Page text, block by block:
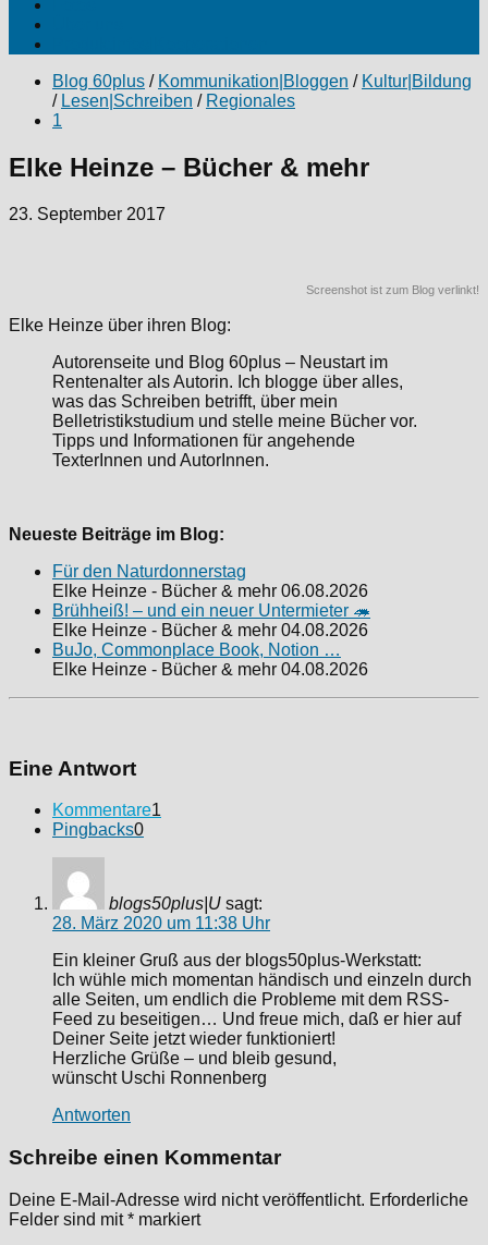
Blog 60plus / Kommunikation|Bloggen / Kultur|Bildung
/ Lesen|Schreiben / Regionales
1
Elke Heinze – Bücher & mehr
23. September 2017
Screenshot ist zum Blog verlinkt!
Elke Heinze über ihren Blog:
Autorenseite und Blog 60plus – Neustart im
Rentenalter als Autorin. Ich blogge über alles,
was das Schreiben betrifft, über mein
Belletristikstudium und stelle meine Bücher vor.
Tipps und Informationen für angehende
TexterInnen und AutorInnen.
Neueste Beiträge im Blog:
Für den Naturdonnerstag
Elke Heinze - Bücher & mehr 06.08.2026
Brühheiß! – und ein neuer Untermieter 🦔
Elke Heinze - Bücher & mehr 04.08.2026
BuJo, Commonplace Book, Notion …
Elke Heinze - Bücher & mehr 04.08.2026
Eine Antwort
Kommentare1
Pingbacks0
blogs50plus|U sagt:
28. März 2020 um 11:38 Uhr
Ein kleiner Gruß aus der blogs50plus-Werkstatt:
Ich wühle mich momentan händisch und einzeln durch
alle Seiten, um endlich die Probleme mit dem RSS-
Feed zu beseitigen… Und freue mich, daß er hier auf
Deiner Seite jetzt wieder funktioniert!
Herzliche Grüße – und bleib gesund,
wünscht Uschi Ronnenberg
Antworten
Schreibe einen Kommentar
Deine E-Mail-Adresse wird nicht veröffentlicht. Erforderliche
Felder sind mit* markiert